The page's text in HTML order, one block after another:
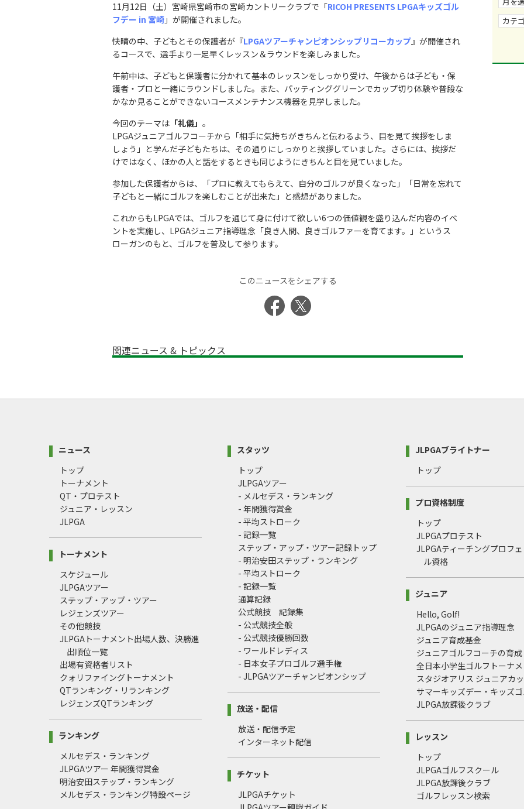
11月12日（土）宮崎県宮崎市の宮崎カントリークラブで「RICOH PRESENTS LPGAキッズゴル
フデー in 宮崎 」が開催されました。
快晴の中、子どもとその保護者が『LPGAツアーチャンピオンシップリコーカップ』が開催され
るコースで、選手より一足早くレッスン＆ラウンドを楽しみました。
午前中は、子どもと保護者に分かれて基本のレッスンをしっかり受け、午後からは子ども・保
護者・プロと一緒にラウンドしました。また、パッティンググリーンでカップ切り体験や普段な
かなか見ることができないコースメンテナンス機器を見学しました。
今回のテーマは 「礼儀」 。
LPGAジュニアゴルフコーチから「相手に気持ちがきちんと伝わるよう、目を見て挨拶をしま
しょう」と学んだ子どもたちは、その通りにしっかりと挨拶していました。さらには、挨拶だ
けではなく、ほかの人と話をするときも同じようにきちんと目を見ていました。
参加した保護者からは、「プロに教えてもらえて、自分のゴルフが良くなった」「日常を忘れて
子どもと一緒にゴルフを楽しむことが出来た」と感想がありました。
これからもLPGAでは、ゴルフを通じて身に付けて欲しい6つの価値観を盛り込んだ内容のイベ
ントを実施し、LPGAジュニア指導理念「良き人間、良きゴルファーを育てます。」というス
ローガンのもと、ゴルフを普及して参ります。
このニュースをシェアする
関連ニュース & トピックス
ニュース
トップ
トーナメント
QT・プロテスト
ジュニア・レッスン
JLPGA
トーナメント
スケジュール
JLPGAツアー
ステップ・アップ・ツアー
レジェンズツアー
その他競技
JLPGAトーナメント出場人数、決勝進
出順位一覧
出場有資格者リスト
クォリファイングトーナメント
QTランキング・リランキング
レジェンズQTランキング
ランキング
メルセデス・ランキング
JLPGAツアー 年間獲得賞金
明治安田ステップ・ランキング
メルセデス・ランキング特設ページ
スタッツ
トップ
JLPGAツアー
- メルセデス・ランキング
- 年間獲得賞金
- 平均ストローク
- 記録一覧
ステップ・アップ・ツアー記録トップ
- 明治安田ステップ・ランキング
- 平均ストローク
- 記録一覧
通算記録
公式競技 記録集
- 公式競技全般
- 公式競技優勝回数
- ワールドレディス
- 日本女子プロゴルフ選手権
- JLPGAツアーチャンピオンシップ
放送・配信
放送・配信予定
インターネット配信
チケット
JLPGAチケット
JLPGAブライトナー
トップ
プロ資格制度
トップ
JLPGAプロテスト
JLPGAティーチングプロフ
ル資格
ジュニア
Hello, Golf!
JLPGAのジュニア指導理念
ジュニア育成基金
ジュニアゴルフコーチの育成
全日本小学生ゴルフトーナ
スタジオアリス ジュニアカ
サマーキッズデー・キッズ
JLPGA放課後クラブ
レッスン
トップ
JLPGAゴルフスクール
JLPGA放課後クラブ
ゴルフレッスン検索